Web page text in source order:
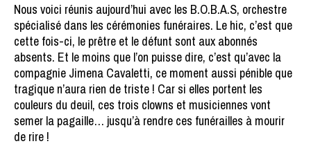
Nous voici réunis aujourd’hui avec les B.O.B.A.S, orchestre
spécialisé dans les cérémonies funéraires. Le hic, c’est que
cette fois-ci, le prêtre et le défunt sont aux abonnés
absents. Et le moins que l’on puisse dire, c’est qu’avec la
compagnie Jimena Cavaletti, ce moment aussi pénible que
tragique n’aura rien de triste ! Car si elles portent les
couleurs du deuil, ces trois clowns et musiciennes vont
semer la pagaille… jusqu’à rendre ces funérailles à mourir
de rire !